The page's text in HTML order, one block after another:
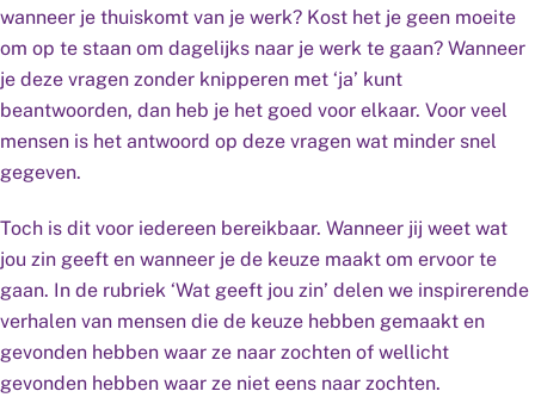
wanneer je thuiskomt van je werk? Kost het je geen moeite
om op te staan om dagelijks naar je werk te gaan? Wanneer
je deze vragen zonder knipperen met ‘ja’ kunt
beantwoorden, dan heb je het goed voor elkaar. Voor veel
mensen is het antwoord op deze vragen wat minder snel
gegeven.
Toch is dit voor iedereen bereikbaar. Wanneer jij weet wat
jou zin geeft en wanneer je de keuze maakt om ervoor te
gaan. In de rubriek ‘Wat geeft jou zin’ delen we inspirerende
verhalen van mensen die de keuze hebben gemaakt en
gevonden hebben waar ze naar zochten of wellicht
gevonden hebben waar ze niet eens naar zochten.